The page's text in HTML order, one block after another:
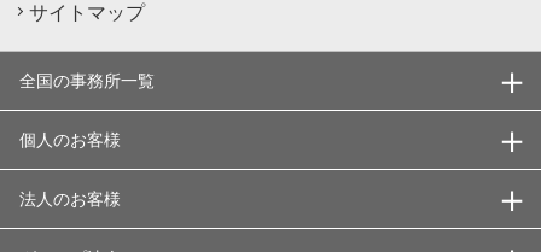
サイトマップ
全国の事務所一覧
個人のお客様
法人のお客様